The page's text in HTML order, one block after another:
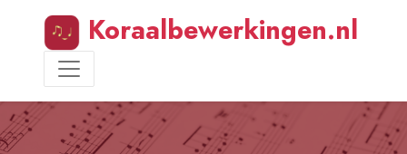
Koraalbewerkingen.nl